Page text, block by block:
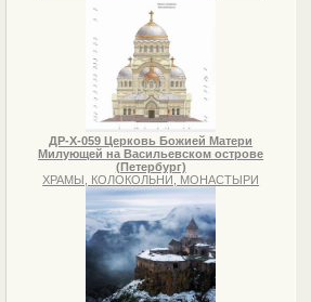
ДР-Х-059 Церковь Божией Матери
Милующей на Васильевском острове
(Петербург)
ХРАМЫ, КОЛОКОЛЬНИ, МОНАСТЫРИ